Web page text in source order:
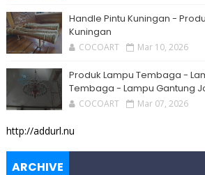
Handle Pintu Kuningan -
Kuningan
COCOART Mar 10, 2026
Produk Lampu Tembaga -
Tembaga - Lampu Gantung
COCOART Mar 07, 2026
http://addurl.nu
ARCHIVE